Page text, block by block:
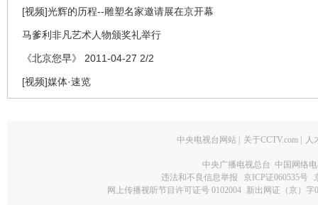
[视频]光辉的历程--雕塑名家邀请展在京开幕
马爹利非凡艺术人物颁奖礼举行
《北京您早》 2011-04-27 2/2
[视频]媒体·速览
中央电视台网站 关于CCTV.com 人
中央广播电视总台 中国网络
违法和不良信息举报
京ICP证060535号
网上传播视听节目许可证号 0102004 新出网证（京）